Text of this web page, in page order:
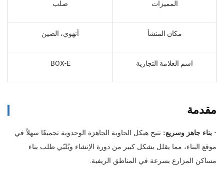
المميزات صلب
مكان المنشأ أنهوي، الصين
اسم العلامة التجارية BOX-E
مقدمة
· بناء جاهز وسريع: تتيح هيكل الحاوية الجاهزة الوحدوية تجميعًا سهلاً في
موقع البناء، مما يقلل بشكل كبير من دورة الإنشاء ويُلبّي طلب بناء
مساكن المزارع بسرعة في المناطق الريفية.